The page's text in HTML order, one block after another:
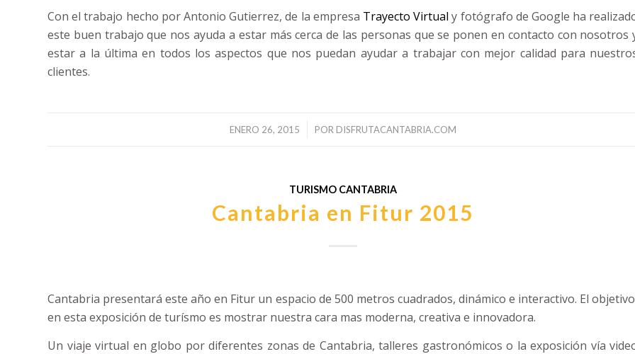
Con el trabajo hecho por Antonio Gutierrez, de la empresa Trayecto Virtual y fotógrafo de Google ha
este buen trabajo que nos ayuda a estar más cerca de las personas que se ponen en contacto con nosotros
estar a la última en todos los aspectos que nos puedan ayudar a trabajar con mejor calidad para
clientes.
ENERO 26, 2015
/ POR DISFRUTACANTABRIA.COM
TURISMO CANTABRIA
Cantabria en Fitur 2015
Cantabria presentará este año en Fitur un espacio de 500 metros cuadrados, dinámico e interactivo. El
en esta exposición de turísmo es mostrar nuestra cara mas moderna, creativa e innovadora.
Un viaje virtual en globo por diferentes zonas de Cantabria, talleres gastronómicos o la exposición vía